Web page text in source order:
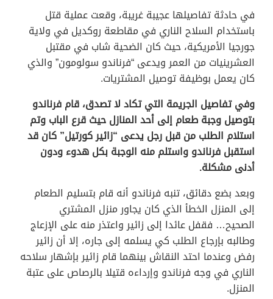
في حادثة تفاصيلها عجيبة غريبة، وقعت عملية قتل
باستخدام السلاح الناري في مقاطعة روكديل في ولاية
جورجيا الأمريكية، حيث كان الضحية شاب في مقتبل
العشرينيات من العمر ويدعى “فرناندو سولومون” والذي
كان يعمل بوظيفة توصيل المشتريات.
وفي تفاصيل الجريمة التي تكاد لا تصدق، قام فرناندو
بتوصيل وجبة طعام إلى أحد المنازل حيث قرع الباب وتم
استلام الطلب من قبل رجل يدعى “زائير كورتيل” كان قد
استقبل فرناندو واستلم منه الوجبة بكل هدوء ودون
أدنى مشكلة.
وبعد بضع دقائق، تنبه فرناندو أنه قام بتسليم الطعام
إلى المنزل الخطأ الذي كان يجاور منزل المشتري
الصحيح… فقفل عائدا إلى زائير واعتذر منه على الإزعاج
وطالبه بإرجاع الطلب كي يسلمه إلى جاره، إلا أن زائير
رفض وعندما احتد النقاش بينهما قام زائير بإشهار سلاحه
الناري في وجه فرناندو وإرداءه قتيلا بالرصاص على عتبة
المنزل.